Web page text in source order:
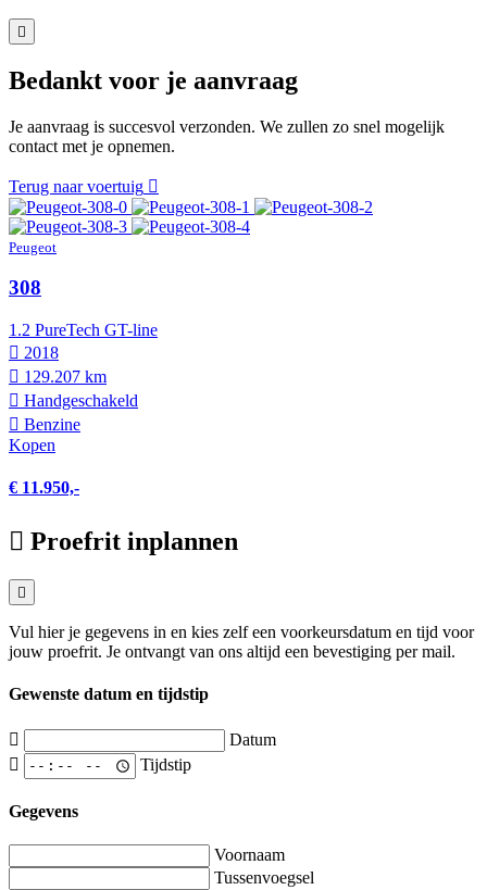
Bedankt voor je aanvraag
Je aanvraag is succesvol verzonden. We zullen zo snel mogelijk
contact met je opnemen.
Terug naar voertuig
Peugeot
308
1.2 PureTech GT-line
2018
129.207 km
Hand­geschakeld
Benzine
Kopen
€ 11.950,-
Proefrit inplannen
Vul hier je gegevens in en kies zelf een voorkeursdatum en tijd voor
jouw proefrit. Je ontvangt van ons altijd een bevestiging per mail.
Gewenste datum en tijdstip
Datum
Tijdstip
Gegevens
Voornaam
Tussenvoegsel